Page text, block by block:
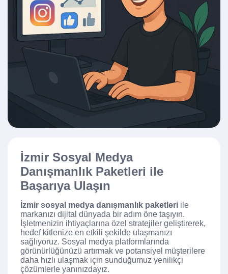
İzmir Sosyal Medya
Danışmanlık Paketleri ile
Başarıya Ulaşın
İzmir sosyal medya danışmanlık paketleri ile
markanızı dijital dünyada bir adım öne taşıyın.
İşletmenizin ihtiyaçlarına özel stratejiler geliştirerek,
hedef kitlenize en etkili şekilde ulaşmanızı
sağlıyoruz. Sosyal medya platformlarında
görünürlüğünüzü artırmak ve potansiyel müşterilere
daha hızlı ulaşmak için sunduğumuz yenilikçi
çözümlerle yanınızdayız.